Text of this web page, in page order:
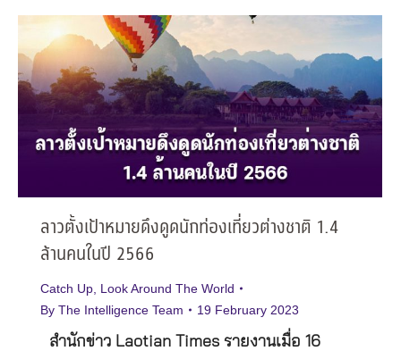
ลาวตั้งเป้าหมายดึงดูดนักท่องเที่ยวต่างชาติ 1.4
ล้านคนในปี 2566
Catch Up Look Around The World
By The Intelligence Team 19 February 2023
สำนักข่าว Laotian Times รายงานเมื่อ 16